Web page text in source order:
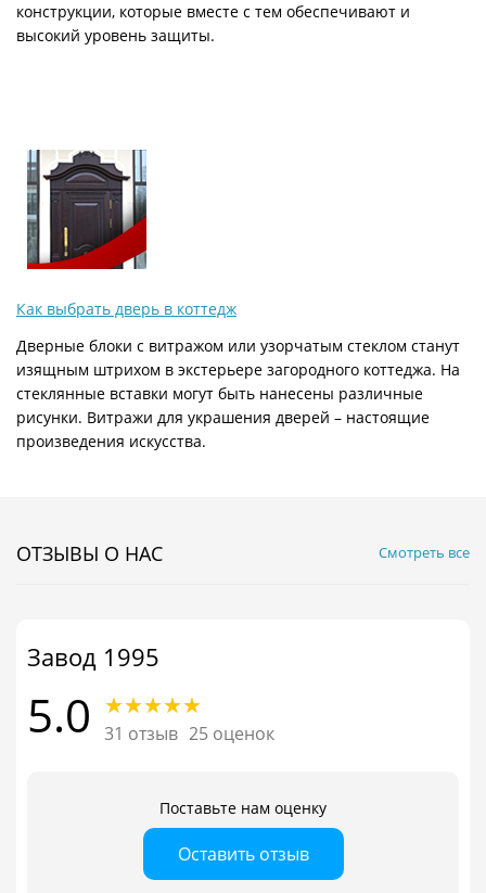
конструкции, которые вместе с тем обеспечивают и
высокий уровень защиты.
Как выбрать дверь в коттедж
Дверные блоки с витражом или узорчатым стеклом станут
изящным штрихом в экстерьере загородного коттеджа. На
стеклянные вставки могут быть нанесены различные
рисунки. Витражи для украшения дверей – настоящие
произведения искусства.
ОТЗЫВЫ О НАС Смотреть все
Завод 1995
5.0 31 отзыв 25 оценок
Поставьте нам оценку
Оставить отзыв